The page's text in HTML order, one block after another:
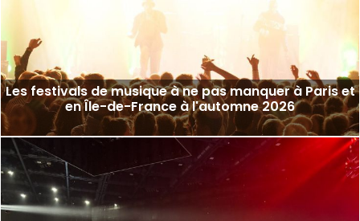
Les festivals de musique à ne pas manquer à Paris et
en Île-de-France à l'automne 2026